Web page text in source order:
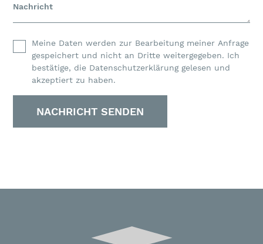
Nachricht
Meine Daten werden zur Bearbeitung meiner Anfrage
gespeichert und nicht an Dritte weitergegeben. Ich
bestätige, die Datenschutzerklärung gelesen und
akzeptiert zu haben.
NACHRICHT SENDEN